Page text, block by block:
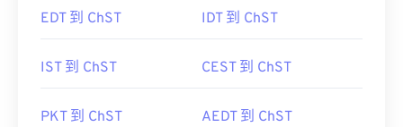
EDT 到 ChST IDT 到 ChST
IST 到 ChST CEST 到 ChST
PKT 到 ChST AEDT 到 ChST